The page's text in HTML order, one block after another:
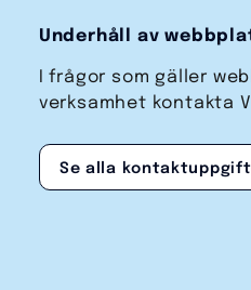
Underhåll av
I frågor som gäller
verksamhet kontakta
Se alla